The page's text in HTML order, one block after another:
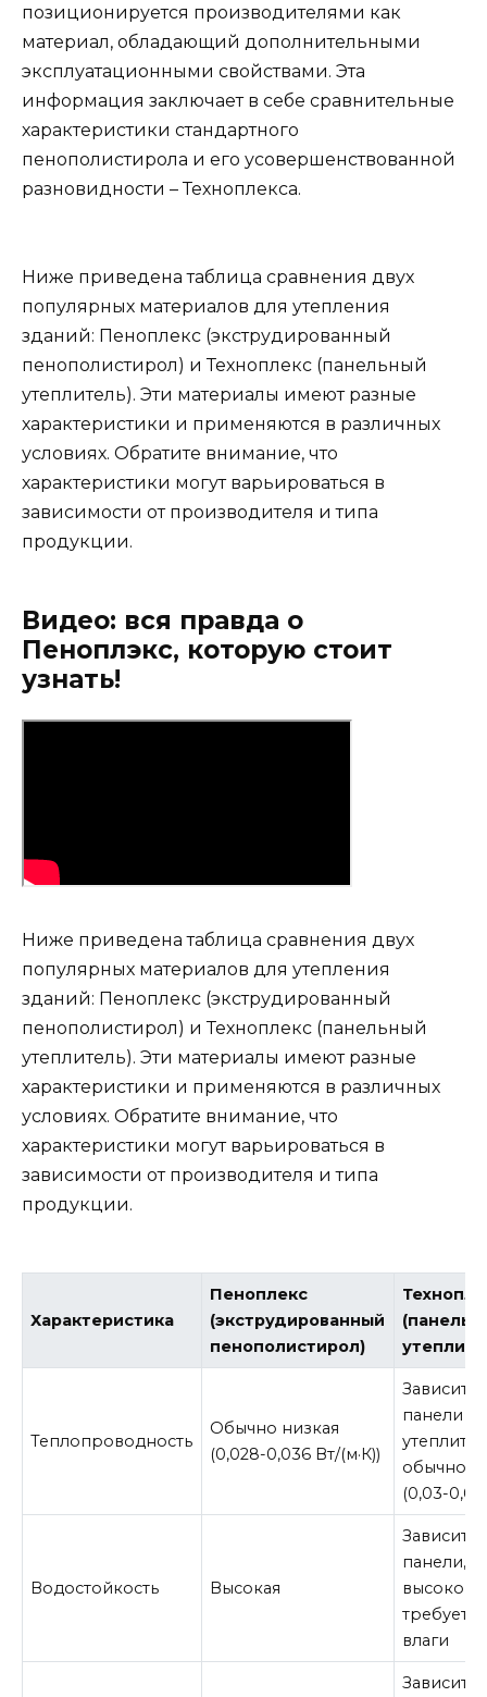
позиционируется производителями как
материал, обладающий дополнительными
эксплуатационными свойствами. Эта
информация заключает в себе сравнительные
характеристики стандартного
пенополистирола и его усовершенствованной
разновидности – Техноплекса.
Ниже приведена таблица сравнения двух
популярных материалов для утепления
зданий: Пеноплекс (экструдированный
пенополистирол) и Техноплекс (панельный
утеплитель). Эти материалы имеют разные
характеристики и применяются в различных
условиях. Обратите внимание, что
характеристики могут варьироваться в
зависимости от производителя и типа
продукции.
Видео: вся правда о
Пеноплэкс, которую стоит
узнать!
Ниже приведена таблица сравнения двух
популярных материалов для утепления
зданий: Пеноплекс (экструдированный
пенополистирол) и Техноплекс (панельный
утеплитель). Эти материалы имеют разные
характеристики и применяются в различных
условиях. Обратите внимание, что
характеристики могут варьироваться в
зависимости от производителя и типа
продукции.
Характеристика
Пеноплекс
(экструдированный
пенополистирол)
Теплопроводность
Обычно низкая
(0,028-0,036 Вт/(м·К))
Зависит
панели и
обычно
(0,03-0,05
Водостойкость Высокая
Зависит
панели,
высокой,
влаги
Зависит